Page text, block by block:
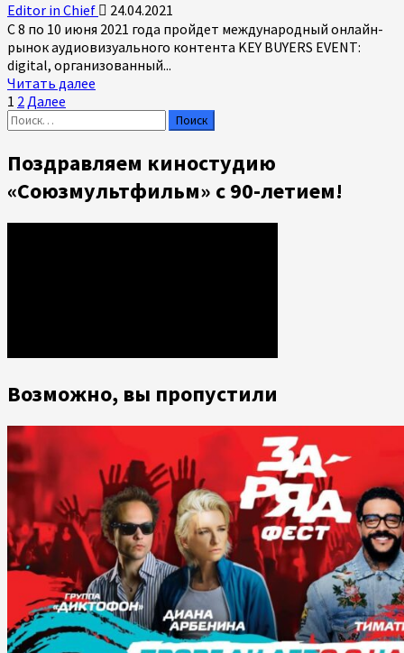
Editor in Chief
24.04.2021
С 8 по 10 июня 2021 года пройдет международный онлайн-
рынок аудиовизуального контента KEY BUYERS EVENT:
digital, организованный...
Читать далее
РОСКИНО
международный
онлайн-
контента
Пагинация
записей
1 2Далее
Найти:
Поздравляем киностудию
«Союзмультфильм» с 90-летием!
Возможно, вы пропустили